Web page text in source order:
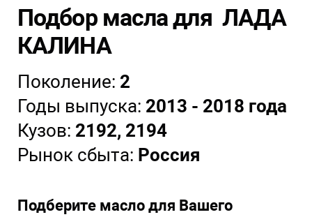
Подбор масла для ЛАДА
КАЛИНА
Поколение: 2
Годы выпуска: 2013 - 2018 года
Кузов: 2192, 2194
Рынок сбыта: Россия
Подберите масло для Вашего